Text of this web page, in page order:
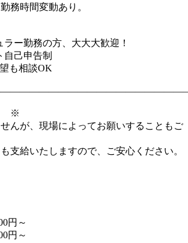
務時間変動あり。
ー勤務の方、大大大歓迎！
自己申告制
も相談OK
※
んが、現場によってお願いすることもご
支給いたしますので、ご安心ください。
円～
円～